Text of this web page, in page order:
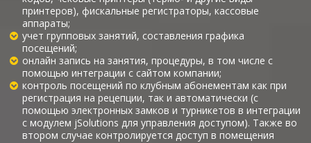
принтеров), фискальные регистраторы, кассовые
аппараты;
учет групповых занятий, составления графика
посещений;
онлайн запись на занятия, процедуры, в том числе с
помощью интеграции с сайтом компании;
контроль посещений по клубным абонементам как при
регистрация на рецепции, так и автоматически (с
помощью электронных замков и турникетов в интеграции
с модулем jSolutions для управления доступом). Также во
втором случае контролируется доступ в помещения